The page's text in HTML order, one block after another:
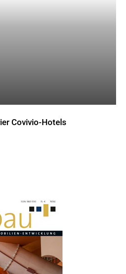
Covivio-Hotels